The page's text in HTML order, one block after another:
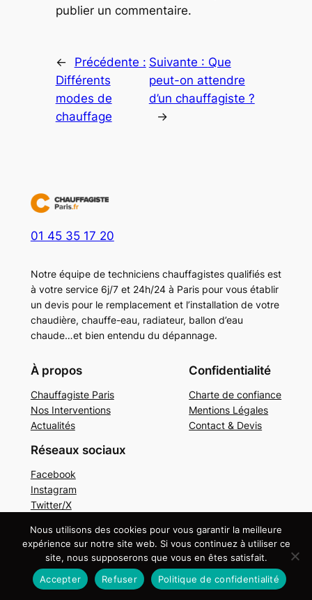
publier un commentaire.
←
Précédente :
Différents
modes de
chauffage
Suivante : Que
peut-on attendre
d’un chauffagiste ?
→
01 45 35 17 20
Notre équipe de techniciens chauffagistes qualifiés est
à votre service 6j/7 et 24h/24 à Paris pour vous établir
un devis pour le remplacement et l’installation de votre
chaudière, chauffe-eau, radiateur, ballon d’eau
chaude…et bien entendu du dépannage.
À propos
Chauffagiste Paris
Nos Interventions
Actualités
Confidentialité
Charte de confiance
Mentions Légales
Contact & Devis
Réseaux sociaux
Facebook
Instagram
Twitter/X
Copyright © 2024. Tous droits réservés.Mentions
légales
Nous utilisons des cookies pour vous garantir la meilleure
expérience sur notre site web. Si vous continuez à utiliser ce
site, nous supposerons que vous en êtes satisfait.
Accepter
Refuser Politique de confidentialité